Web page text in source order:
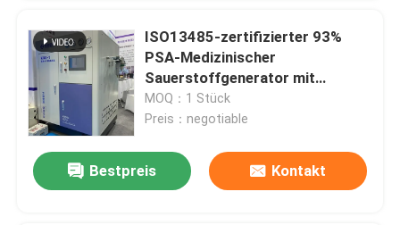
ISO13485-zertifizierter 93%
PSA-Medizinischer
Sauerstoffgenerator mit
Füllstation
MOQ：1 Stück
Preis：negotiable
Bestpreis Kontakt